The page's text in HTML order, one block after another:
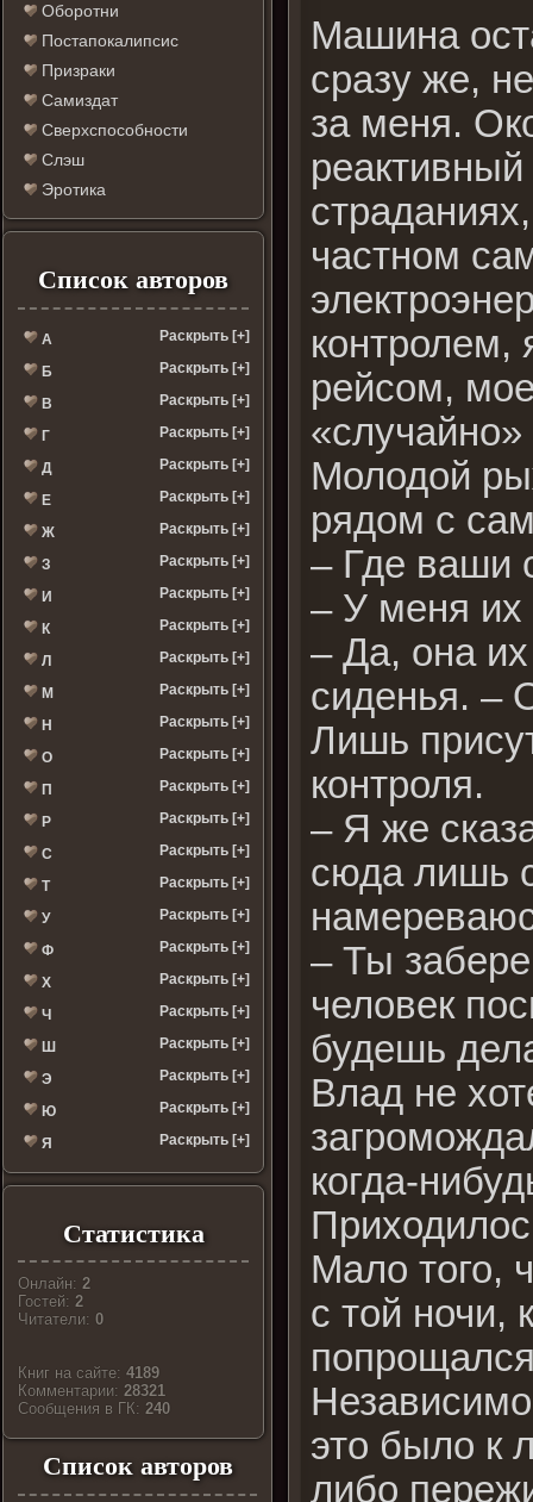
Оборотни
Постапокалипсис
Призраки
Самиздат
Сверхспособности
Слэш
Эротика
Список авторов
А Раскрыть [+]
Б Раскрыть [+]
В Раскрыть [+]
Г Раскрыть [+]
Д Раскрыть [+]
Е Раскрыть [+]
Ж Раскрыть [+]
З Раскрыть [+]
И Раскрыть [+]
К Раскрыть [+]
Л Раскрыть [+]
М Раскрыть [+]
Н Раскрыть [+]
О Раскрыть [+]
П Раскрыть [+]
Р Раскрыть [+]
С Раскрыть [+]
Т Раскрыть [+]
У Раскрыть [+]
Ф Раскрыть [+]
Х Раскрыть [+]
Ч Раскрыть [+]
Ш Раскрыть [+]
Э Раскрыть [+]
Ю Раскрыть [+]
Я Раскрыть [+]
Статистика
Онлайн:2
Гостей:2
Читатели:0
Книг на сайте:4189
Комментарии:28321
Cообщения в ГК:240
Список авторов
Машина
сразу же,
за меня.
частном
контролем,
рейсом,
Молодой
рядом с
– Где ваши
– У меня их
– Да, она
сиденья. –
Лишь
контроля.
– Я же
сюда лишь
– Ты
человек
будешь
Влад не
когда-
Мало того,
с той ночи,
Независимо
это было к
либо